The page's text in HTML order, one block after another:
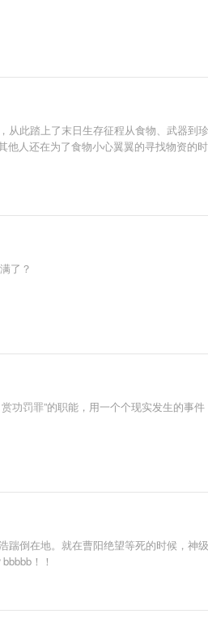
此踏上了末日生存征程从食物、武器到
人还在为了食物小心翼翼的寻找物资的
了？
罚罪”的职能，用一个个现实发生的事
倒在地。就在曹阳绝望等死的时候，神
！！